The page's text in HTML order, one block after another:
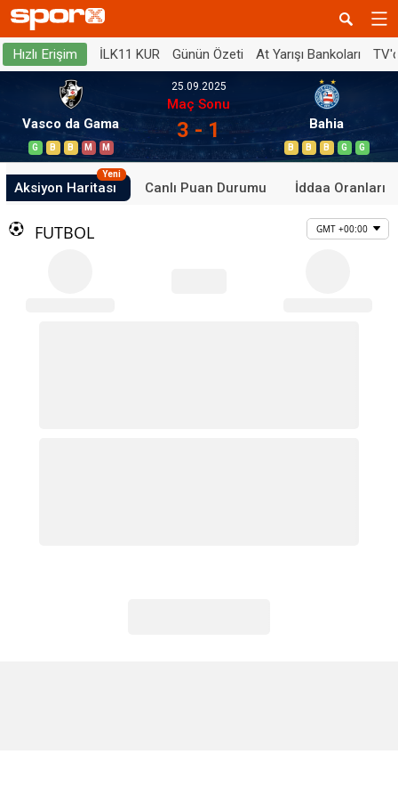
Hızlı Erişim İLK11 KUR Günün Özeti At Yarışı Bankoları
Vasco da Gama
G B B M M
25.09.2025
Maç Sonu
3 - 1 Bahia
B B B G G
Aksiyon Haritası
Yeni
Canlı Puan Durumu İddaa Oranları
FUTBOL GMT +00:00